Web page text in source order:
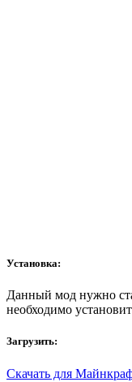
Установка:
Данный мод нужно
необходимо
Загрузить:
Скачать для